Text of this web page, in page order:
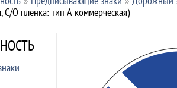
О пленка: тип А коммерческая)